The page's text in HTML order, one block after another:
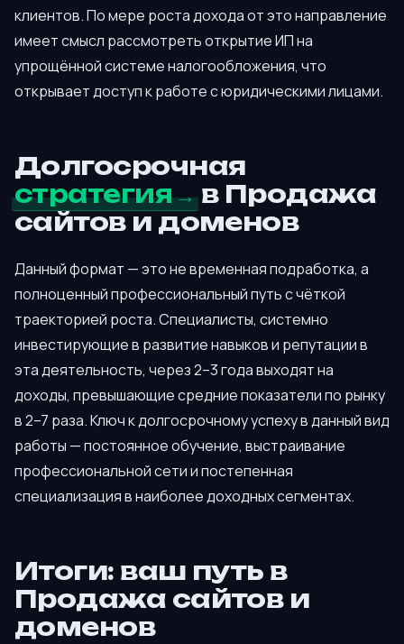
клиентов. По мере роста дохода от это направление
имеет смысл рассмотреть открытие ИП на
упрощённой системе налогообложения, что
открывает доступ к работе с юридическими лицами.
Долгосрочная
стратегия
в Продажа
сайтов и доменов
Данный формат — это не временная подработка, а
полноценный профессиональный путь с чёткой
траекторией роста. Специалисты, системно
инвестирующие в развитие навыков и репутации в
эта деятельность, через 2–3 года выходят на
доходы, превышающие средние показатели по рынку
в 2–7 раза. Ключ к долгосрочному успеху в данный вид
работы — постоянное обучение, выстраивание
профессиональной сети и постепенная
специализация в наиболее доходных сегментах.
Итоги: ваш путь в
Продажа сайтов и
доменов